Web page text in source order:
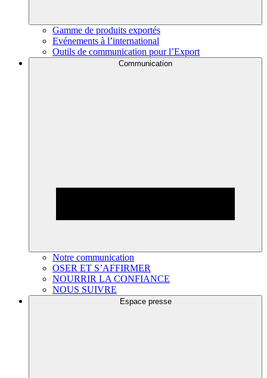
Gamme de produits exportés
Evénements à l’international
Outils de communication pour l’Export
Communication
Notre communication
OSER ET S’AFFIRMER
NOURRIR LA CONFIANCE
NOUS SUIVRE
Espace presse